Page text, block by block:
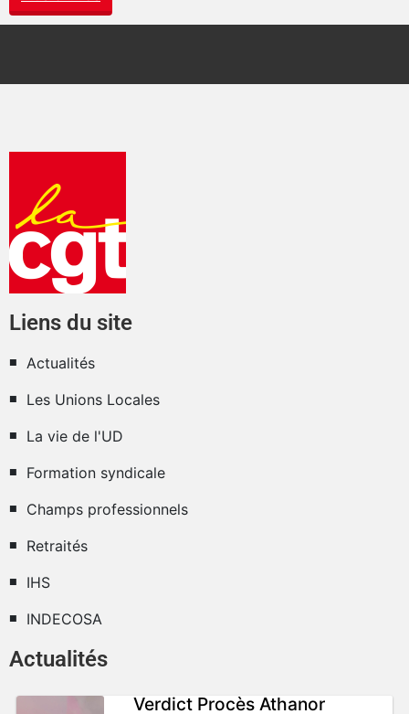
Liens du site
Actualités
Les Unions Locales
La vie de l'UD
Formation syndicale
Champs professionnels
Retraités
IHS
INDECOSA
Actualités
Verdict Procès Athanor